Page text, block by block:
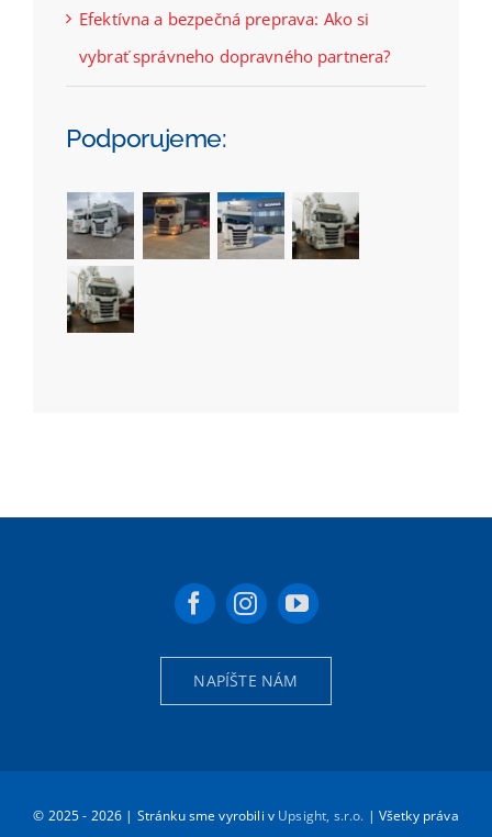
Efektívna a bezpečná preprava: Ako si
vybrať správneho dopravného partnera?
Podporujeme:
NAPÍŠTE NÁM
© 2025 - 2026 | Stránku sme vyrobili v Upsight, s.r.o. | Všetky práva